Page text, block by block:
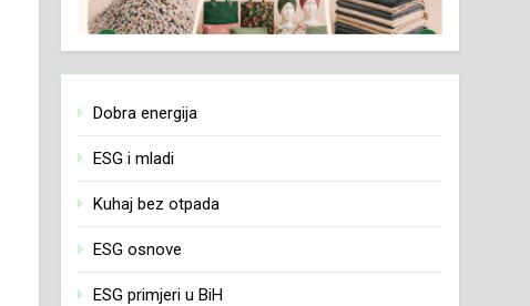
Dobra energija
ESG i mladi
Kuhaj bez otpada
ESG osnove
ESG primjeri u BiH